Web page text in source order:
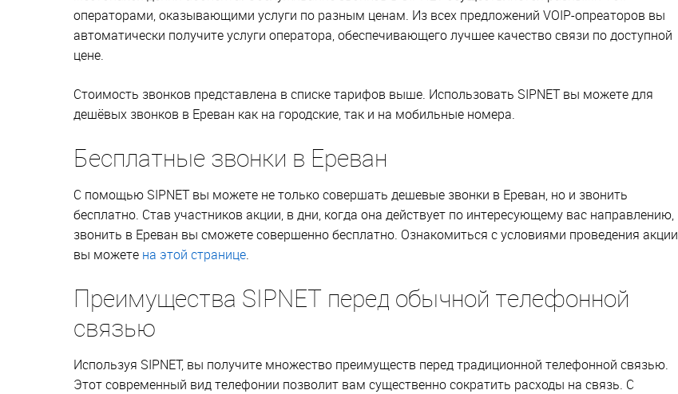
операторами, оказывающими услуги по разным ценам. Из всех предложений VOIP-опреаторов вы
автоматически получите услуги оператора, обеспечивающего лучшее качество связи по доступной
цене.
Стоимость звонков представлена в списке тарифов выше. Использовать SIPNET вы можете для
дешёвых звонков в Ереван как на городские, так и на мобильные номера.
Бесплатные звонки в Ереван
С помощью SIPNET вы можете не только совершать дешевые звонки в Ереван, но и звонить
бесплатно. Став участников акции, в дни, когда она действует по интересующему вас направлению,
звонить в Ереван вы сможете совершенно бесплатно. Ознакомиться с условиями проведения акции
вы можете на этой странице.
Преимущества SIPNET перед обычной телефонной
связью
Используя SIPNET, вы получите множество преимуществ перед традиционной телефонной связью.
Этот современный вид телефонии позволит вам существенно сократить расходы на связь. С